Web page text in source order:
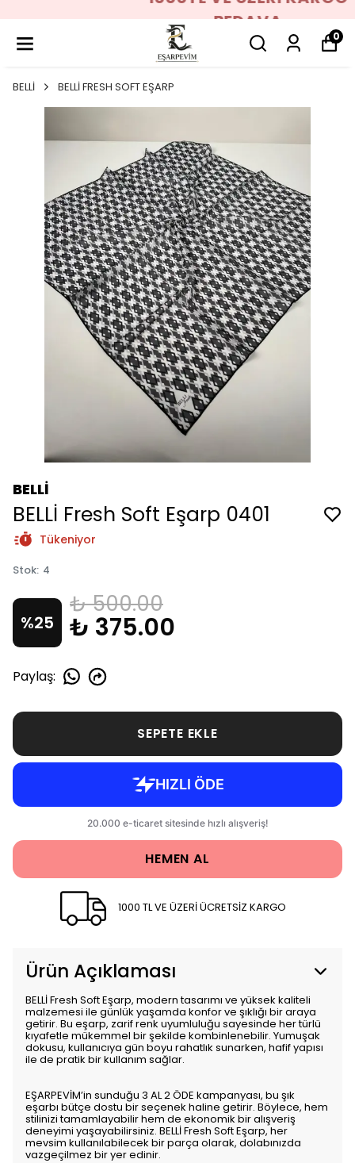
BEDAVA
0
BELLİ BELLİ FRESH SOFT EŞARP
BELLİ
BELLİ Fresh Soft Eşarp 0401
Tükeniyor
Stok: 4
%25
₺ 500.00
₺ 375.00
Paylaş:
SEPETE EKLE
HEMEN AL
1000 TL VE ÜZERİ ÜCRETSİZ KARGO
Ürün Açıklaması
BELLİ Fresh Soft Eşarp, modern tasarımı ve yüksek kaliteli
malzemesi ile günlük yaşamda konfor ve şıklığı bir araya
getirir. Bu eşarp, zarif renk uyumluluğu sayesinde her türlü
kıyafetle mükemmel bir şekilde kombinlenebilir. Yumuşak
dokusu, kullanıcıya gün boyu rahatlık sunarken, hafif yapısı
ile de pratik bir kullanım sağlar.
EŞARPEVİM’in sunduğu 3 AL 2 ÖDE kampanyası, bu şık
eşarbı bütçe dostu bir seçenek haline getirir. Böylece, hem
stilinizi tamamlayabilir hem de ekonomik bir alışveriş
deneyimi yaşayabilirsiniz. BELLİ Fresh Soft Eşarp, her
mevsim kullanılabilecek bir parça olarak, dolabınızda
vazgeçilmez bir yer edinir.